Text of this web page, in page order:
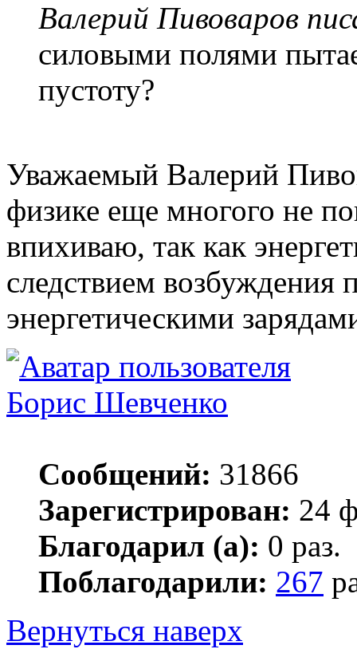
Валерий Пивоваров
силовыми полями
пустоту?
Уважаемый Валерий
физике еще многого не
впихиваю, так как
следствием возбуждения
энергетическими
Борис Шевченко
Сообщений: 31866
Зарегистрирован: 24
Благодарил (а): 0 раз.
Поблагодарили: 267
Вернуться наверх